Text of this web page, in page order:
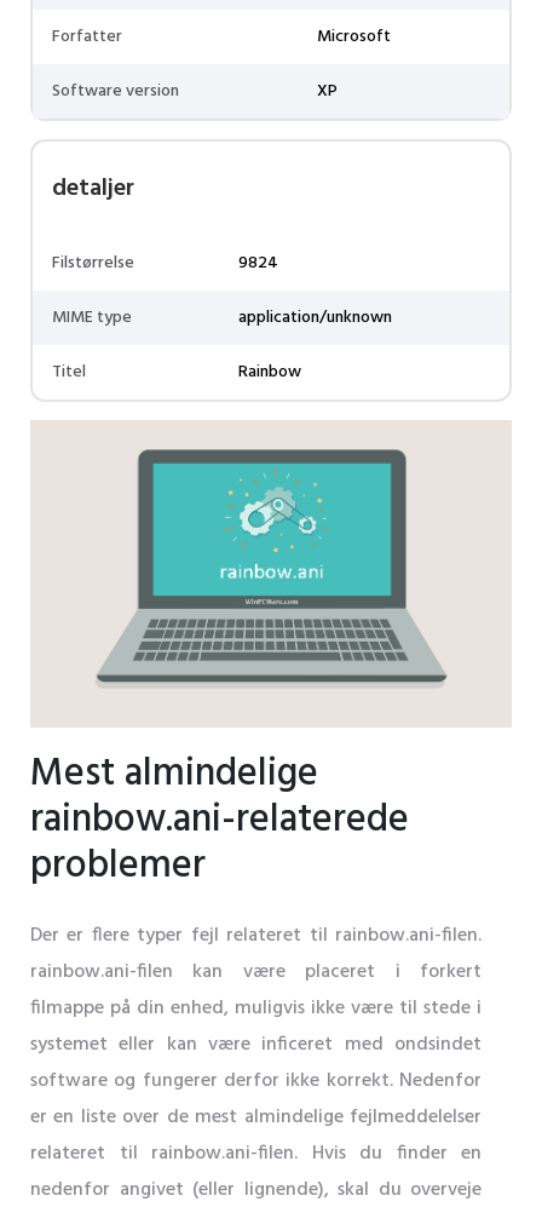
Forfatter
Microsoft
Software version
XP
detaljer
Filstørrelse
9824
MIME type
application/unknown
Titel
Rainbow
Mest almindelige
rainbow.ani-relaterede
problemer
Der er flere typer fejl relateret til rainbow.ani-filen.
rainbow.ani-filen kan være placeret i forkert
filmappe på din enhed, muligvis ikke være til stede i
systemet eller kan være inficeret med ondsindet
software og fungerer derfor ikke korrekt. Nedenfor
er en liste over de mest almindelige fejlmeddelelser
relateret til rainbow.ani-filen. Hvis du finder en
nedenfor angivet (eller lignende), skal du overveje